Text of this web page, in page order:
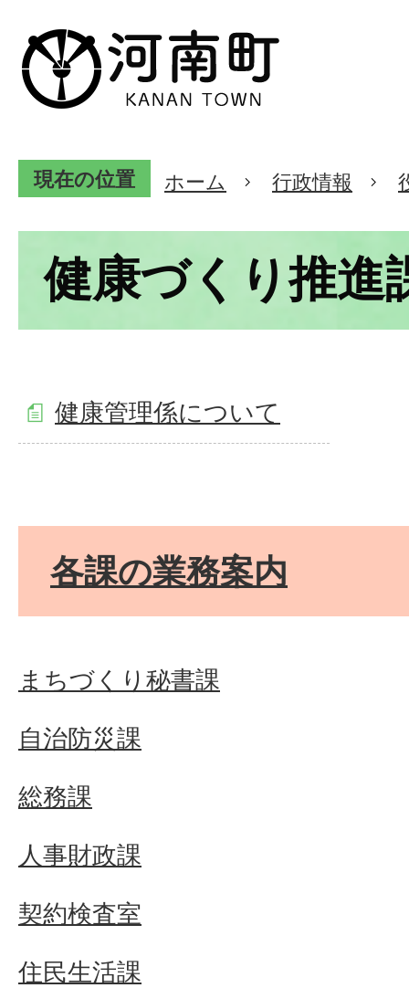
現在の位置 ホーム 行政情報
健康づくり推進
健康管理係について
各課の業務案内
まちづくり秘書課
自治防災課
総務課
人事財政課
契約検査室
住民生活課